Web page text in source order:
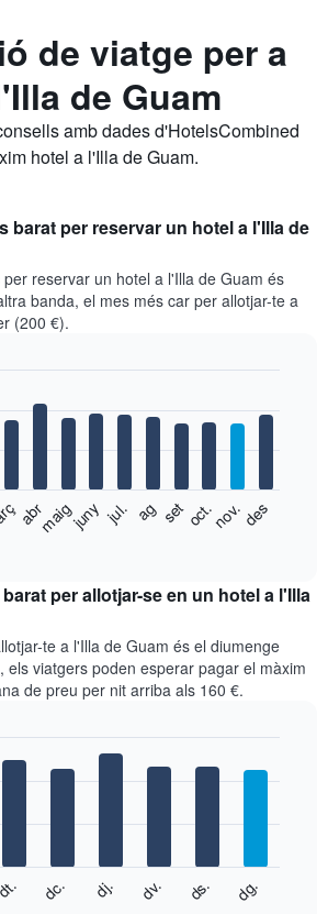
de viatge per a
de Guam
amb dades d'HotelsCombined
hotel a l'Illa de Guam.
barat per reservar un hotel a l'Illa de
reservar un hotel a l'Illa de Guam és
banda, el mes més car per allotjar-te a
(200 €).
abrmaigjuny jul. ag setoct.nov.des
per allotjar-se en un hotel a l'Illa
te a l'Illa de Guam és el diumenge
els viatgers poden esperar pagar el màxim
de preu per nit arriba als 160 €.
dt. dc. dj. dv. ds. dg.